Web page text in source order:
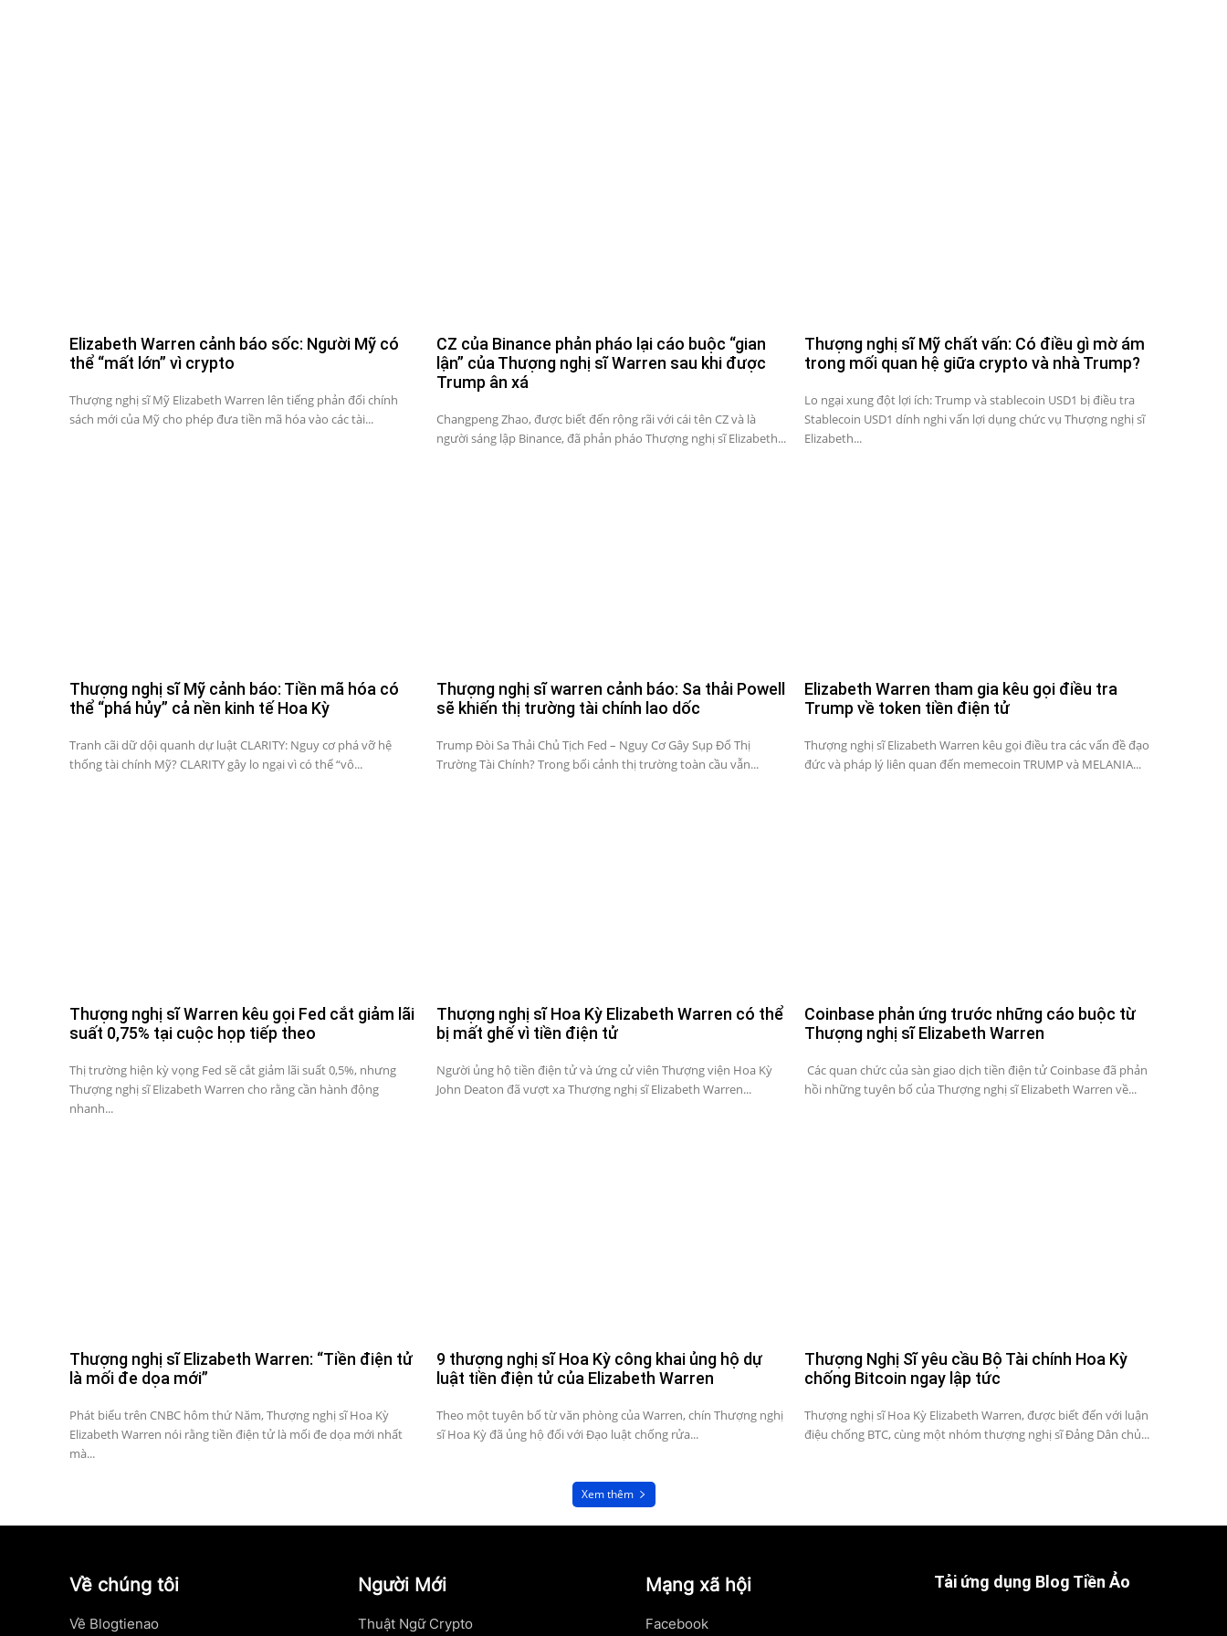
Elizabeth Warren cảnh báo sốc: Người Mỹ có
thể “mất lớn” vì crypto
Thượng nghị sĩ Mỹ Elizabeth Warren lên tiếng phản đối chính
sách mới của Mỹ cho phép đưa tiền mã hóa vào các tài...
CZ của Binance phản pháo lại cáo buộc “gian
lận” của Thượng nghị sĩ Warren sau khi được
Trump ân xá
Changpeng Zhao, được biết đến rộng rãi với cái tên CZ và là
người sáng lập Binance, đã phản pháo Thượng nghị sĩ Elizabeth...
Thượng nghị sĩ Mỹ chất vấn: Có điều gì mờ ám
trong mối quan hệ giữa crypto và nhà Trump?
Lo ngại xung đột lợi ích: Trump và stablecoin USD1 bị điều tra
Stablecoin USD1 dính nghi vấn lợi dụng chức vụ Thượng nghị sĩ
Elizabeth...
Thượng nghị sĩ Mỹ cảnh báo: Tiền mã hóa có
thể “phá hủy” cả nền kinh tế Hoa Kỳ
Tranh cãi dữ dội quanh dự luật CLARITY: Nguy cơ phá vỡ hệ
thống tài chính Mỹ? CLARITY gây lo ngại vì có thể “vô...
Thượng nghị sĩ warren cảnh báo: Sa thải Powell
sẽ khiến thị trường tài chính lao dốc
Trump Đòi Sa Thải Chủ Tịch Fed – Nguy Cơ Gây Sụp Đổ Thị
Trường Tài Chính? Trong bối cảnh thị trường toàn cầu vẫn...
Elizabeth Warren tham gia kêu gọi điều tra
Trump về token tiền điện tử
Thượng nghị sĩ Elizabeth Warren kêu gọi điều tra các vấn đề đạo
đức và pháp lý liên quan đến memecoin TRUMP và MELANIA...
Thượng nghị sĩ Warren kêu gọi Fed cắt giảm lãi
suất 0,75% tại cuộc họp tiếp theo
Thị trường hiện kỳ vọng Fed sẽ cắt giảm lãi suất 0,5%, nhưng
Thượng nghị sĩ Elizabeth Warren cho rằng cần hành động
nhanh...
Thượng nghị sĩ Hoa Kỳ Elizabeth Warren có thể
bị mất ghế vì tiền điện tử
Người ủng hộ tiền điện tử và ứng cử viên Thượng viện Hoa Kỳ
John Deaton đã vượt xa Thượng nghị sĩ Elizabeth Warren...
Coinbase phản ứng trước những cáo buộc từ
Thượng nghị sĩ Elizabeth Warren
Các quan chức của sàn giao dịch tiền điện tử Coinbase đã phản
hồi những tuyên bố của Thượng nghị sĩ Elizabeth Warren về...
Thượng nghị sĩ Elizabeth Warren: “Tiền điện tử
là mối đe dọa mới”
Phát biểu trên CNBC hôm thứ Năm, Thượng nghị sĩ Hoa Kỳ
Elizabeth Warren nói rằng tiền điện tử là mối đe dọa mới nhất
mà...
9 thượng nghị sĩ Hoa Kỳ công khai ủng hộ dự
luật tiền điện tử của Elizabeth Warren
Theo một tuyên bố từ văn phòng của Warren, chín Thượng nghị
sĩ Hoa Kỳ đã ủng hộ đối với Đạo luật chống rửa...
Thượng Nghị Sĩ yêu cầu Bộ Tài chính Hoa Kỳ
chống Bitcoin ngay lập tức
Thượng nghị sĩ Hoa Kỳ Elizabeth Warren, được biết đến với luận
điệu chống BTC, cùng một nhóm thượng nghị sĩ Đảng Dân chủ...
Xem thêm
Về chúng tôi
Về Blogtienao
Người Mới
Thuật Ngữ Crypto
Mạng xã hội
Facebook
Tải ứng dụng Blog Tiền Ảo